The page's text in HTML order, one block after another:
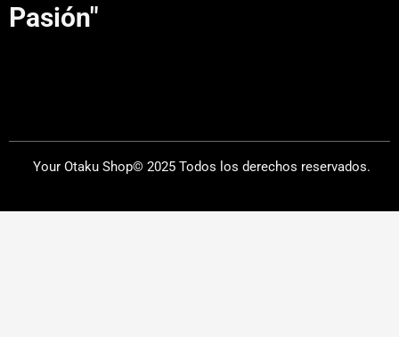
Pasión"
Your Otaku Shop© 2025 Todos los derechos reservados.